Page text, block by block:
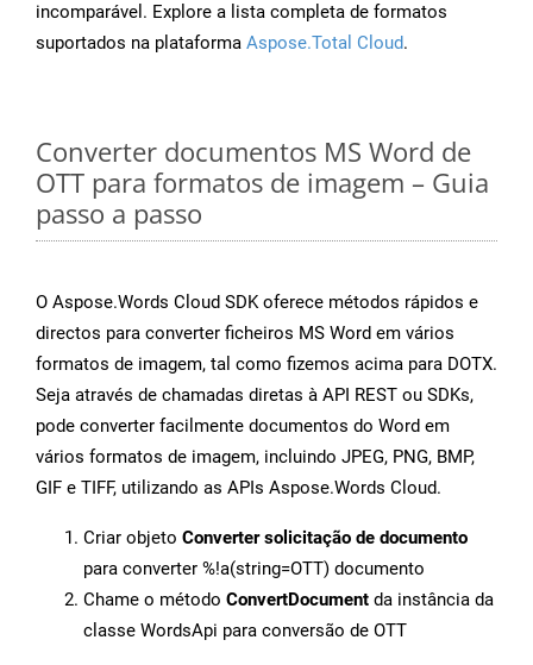
incomparável. Explore a lista completa de formatos
suportados na plataforma Aspose.Total Cloud.
Converter documentos MS Word de
OTT para formatos de imagem – Guia
passo a passo
O Aspose.Words Cloud SDK oferece métodos rápidos e
directos para converter ficheiros MS Word em vários
formatos de imagem, tal como fizemos acima para DOTX.
Seja através de chamadas diretas à API REST ou SDKs,
pode converter facilmente documentos do Word em
vários formatos de imagem, incluindo JPEG, PNG, BMP,
GIF e TIFF, utilizando as APIs Aspose.Words Cloud.
Criar objeto Converter solicitação de documento
para converter %!a(string=OTT) documento
Chame o método ConvertDocument da instância da
classe WordsApi para conversão de OTT